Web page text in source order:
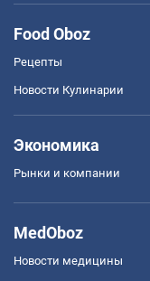
Food Oboz
Рецепты
Новости Кулинарии
Экономика
Рынки и компании
MedOboz
Новости медицины